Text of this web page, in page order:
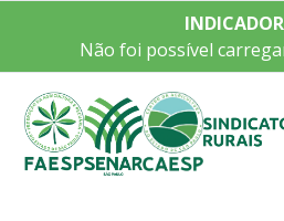
Não foi possível